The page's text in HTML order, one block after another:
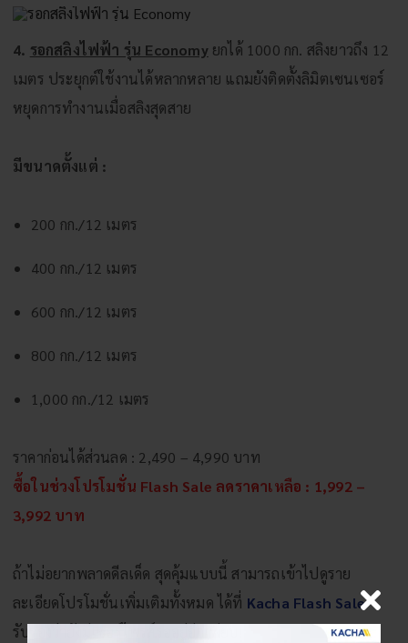
4. รอกสลิงไฟฟ้า รุ่น Economy ยกได้ 1000 กก. สลิงยาวถึง 12
เมตร ประยุกต์ใช้งานได้หลากหลาย แถมยังติดตั้งลิมิตเซนเซอร์
หยุดการทำงานเมื่อสลิงสุดสาย
มีขนาดตั้งแต่ :
200 กก./12 เมตร
400 กก./12 เมตร
600 กก./12 เมตร
800 กก./12 เมตร
1,000 กก./12 เมตร
ราคาก่อนได้ส่วนลด : 2,490 – 4,990 บาท
ซื้อในช่วงโปรโมชั่น Flash Sale ลดราคาเหลือ : 1,992 –
3,992 บาท
ถ้าไม่อยากพลาดดีลเด็ด สุดคุ้มแบบนี้ สามารถเข้าไปดูราย
ละเอียดโปรโมชั่นเพิ่มเติมทั้งหมด ได้ที่ Kacha Flash Sale
รับรองว่ายังมีเซอร์ไพรส์รออยู่อีกเพียบ!